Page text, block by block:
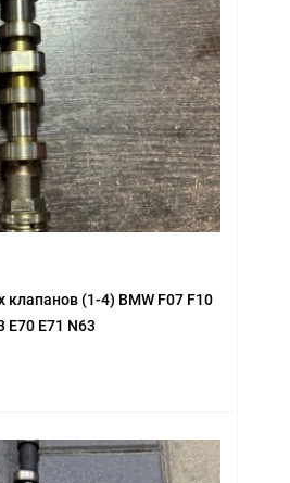
(1-4) BMW F07 F10
E70 E71 N63